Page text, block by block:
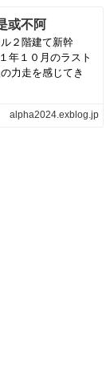
或不阿
２階建て新幹
年１０月のラスト
力走を感じてき
alpha2024.exblog.jp